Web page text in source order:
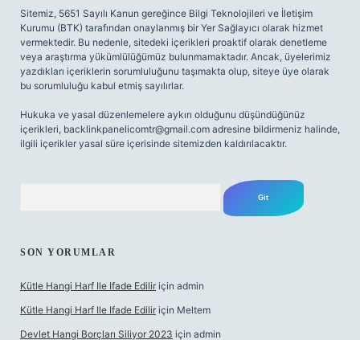
Sitemiz, 5651 Sayılı Kanun gereğince Bilgi Teknolojileri ve İletişim
Kurumu (BTK) tarafından onaylanmış bir Yer Sağlayıcı olarak hizmet
vermektedir. Bu nedenle, sitedeki içerikleri proaktif olarak denetleme
veya araştırma yükümlülüğümüz bulunmamaktadır. Ancak, üyelerimiz
yazdıkları içeriklerin sorumluluğunu taşımakta olup, siteye üye olarak
bu sorumluluğu kabul etmiş sayılırlar.
Hukuka ve yasal düzenlemelere aykırı olduğunu düşündüğünüz
içerikleri, backlinkpanelicomtr@gmail.com adresine bildirmeniz halinde,
ilgili içerikler yasal süre içerisinde sitemizden kaldırılacaktır.
SON YORUMLAR
Kütle Hangi Harf Ile Ifade Edilir için admin
Kütle Hangi Harf Ile Ifade Edilir için Meltem
Devlet Hangi Borçları Siliyor 2023 için admin